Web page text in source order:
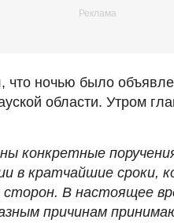
что ночью было
области. Утром
конкретные
в кратчайшие сроки,
сторон. В настоящее
причинам